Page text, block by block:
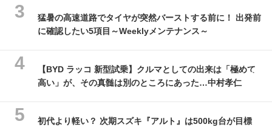
猛暑の高速道路でタイヤが突然バーストする前に！ 出発前
に確認したい5項目～Weeklyメンテナンス～
【BYD ラッコ 新型試乗】クルマとしての出来は「極めて
高い」が、その真髄は別のところにあった…中村孝仁
初代より軽い？ 次期スズキ『アルト』は500kg台が目標